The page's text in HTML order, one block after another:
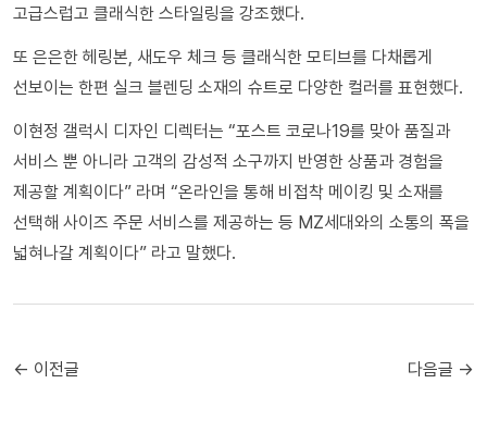
고급스럽고 클래식한 스타일링을 강조했다.
또 은은한 헤링본, 새도우 체크 등 클래식한 모티브를 다채롭게
선보이는 한편 실크 블렌딩 소재의 슈트로 다양한 컬러를 표현했다.
이현정 갤럭시 디자인 디렉터는 “포스트 코로나19를 맞아 품질과
서비스 뿐 아니라 고객의 감성적 소구까지 반영한 상품과 경험을
제공할 계획이다” 라며 “온라인을 통해 비접착 메이킹 및 소재를
선택해 사이즈 주문 서비스를 제공하는 등 MZ세대와의 소통의 폭을
넓혀나갈 계획이다” 라고 말했다.
← 이전글 다음글 →